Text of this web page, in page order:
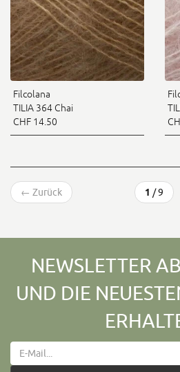
Filcolana
TILIA 364 Chai
CHF 14.50
← Zurück 1 / 9
NEWSLETTER
UND DIE